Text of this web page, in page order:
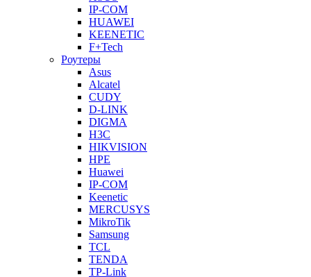
IP-COM
HUAWEI
KEENETIC
F+Tech
Роутеры
Asus
Alcatel
CUDY
D-LINK
DIGMA
H3C
HIKVISION
HPE
Huawei
IP-COM
Keenetic
MERCUSYS
MikroTik
Samsung
TCL
TENDA
TP-Link